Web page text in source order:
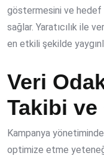
göstermesini ve hedef
sağlar. Yaratıcılık ile
en etkili şekilde
Veri
Takibi
Kampanya
optimize etme